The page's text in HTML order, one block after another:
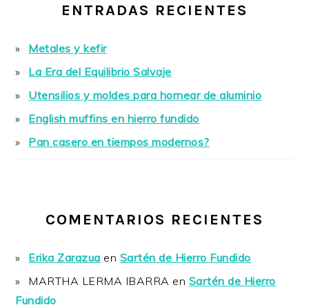
ENTRADAS RECIENTES
Metales y kefir
La Era del Equilibrio Salvaje
Utensilios y moldes para hornear de aluminio
English muffins en hierro fundido
Pan casero en tiempos modernos?
COMENTARIOS RECIENTES
Erika Zarazua en Sartén de Hierro Fundido
MARTHA LERMA IBARRA en Sartén de Hierro
Fundido